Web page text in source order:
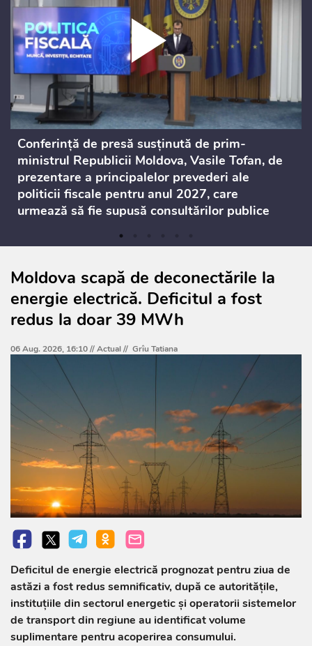
Conferință de presă susținută de prim-
ministrul Republicii Moldova, Vasile Tofan, de
prezentare a principalelor prevederi ale
politicii fiscale pentru anul 2027, care
urmează să fie supusă consultărilor publice
Moldova scapă de deconectările la
energie electrică. Deficitul a fost
redus la doar 39 MWh
06 Aug. 2026, 16:10 //Actual// Grîu Tatiana
Deficitul de energie electrică prognozat pentru ziua de
astăzi a fost redus semnificativ, după ce autoritățile,
instituțiile din sectorul energetic și operatorii sistemelor
de transport din regiune au identificat volume
suplimentare pentru acoperirea consumului.